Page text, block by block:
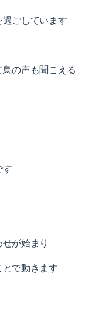
ごしています
の声も聞こえる
す
が始まり
で動きます